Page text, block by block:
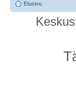
Etusivu